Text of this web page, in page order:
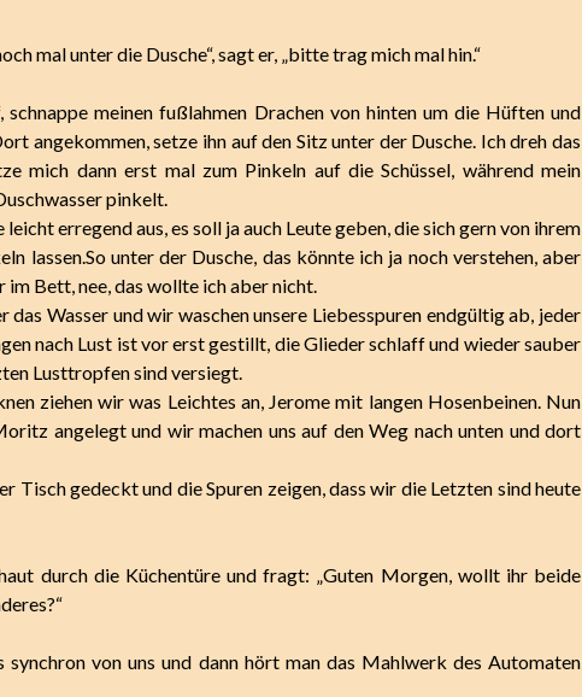
mal unter die Dusche“, sagt er, „bitte trag mich mal hin.“
schnappe meinen fußlahmen Drachen von hinten um die Hüften und
angekommen, setze ihn auf den Sitz unter der Dusche. Ich dreh das
mich dann erst mal zum Pinkeln auf die Schüssel, während mein
pinkelt.
erregend aus, es soll ja auch Leute geben, die sich gern von ihrem
lassen.So unter der Dusche, das könnte ich ja noch verstehen, aber
im Bett, nee, das wollte ich aber nicht.
das Wasser und wir waschen unsere Liebesspuren endgültig ab, jeder
nach Lust ist vor erst gestillt, die Glieder schlaff und wieder sauber
Lusttropfen sind versiegt.
ziehen wir was Leichtes an, Jerome mit langen Hosenbeinen. Nun
angelegt und wir machen uns auf den Weg nach unten und dort
Tisch gedeckt und die Spuren zeigen, dass wir die Letzten sind heute
durch die Küchentüre und fragt: „Guten Morgen, wollt ihr beide
synchron von uns und dann hört man das Mahlwerk des Automaten